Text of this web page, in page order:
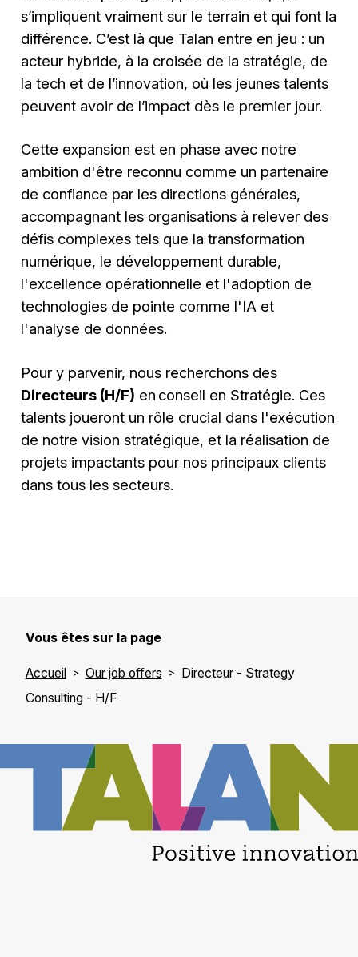
s’impliquent vraiment sur le terrain et qui font la
différence. C’est là que Talan entre en jeu : un
acteur hybride, à la croisée de la stratégie, de
la tech et de l’innovation, où les jeunes talents
peuvent avoir de l’impact dès le premier jour.
Cette expansion est en phase avec notre
ambition d'être reconnu comme un partenaire
de confiance par les directions générales,
accompagnant les organisations à relever des
défis complexes tels que la transformation
numérique, le développement durable,
l'excellence opérationnelle et l'adoption de
technologies de pointe comme l'IA et
l'analyse de données.
Pour y parvenir, nous recherchons des
Directeurs (H/F) en conseil en Stratégie. Ces
talents joueront un rôle crucial dans l'exécution
de notre vision stratégique, et la réalisation de
projets impactants pour nos principaux clients
dans tous les secteurs.
Vous êtes sur la page
Accueil Our job offers
Directeur - Strategy
Consulting - H/F